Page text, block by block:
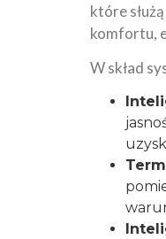
które
komfortu,
W skład